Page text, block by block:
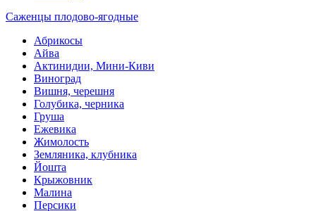
Саженцы плодово-ягодные
Абрикосы
Айва
Актинидии, Мини-Киви
Виноград
Вишня, черешня
Голубика, черника
Груша
Ежевика
Жимолость
Земляника, клубника
Йошта
Крыжовник
Малина
Персики